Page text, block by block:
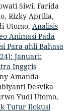
Siwi, Farida
Rizky Aprilia,
Utomo, Analisis
Animasi Pada
Para ahli Bahasa
Januari:
Inggris
Amanda
Desvika
Yudi Utomo,
Tutur Ilokusi